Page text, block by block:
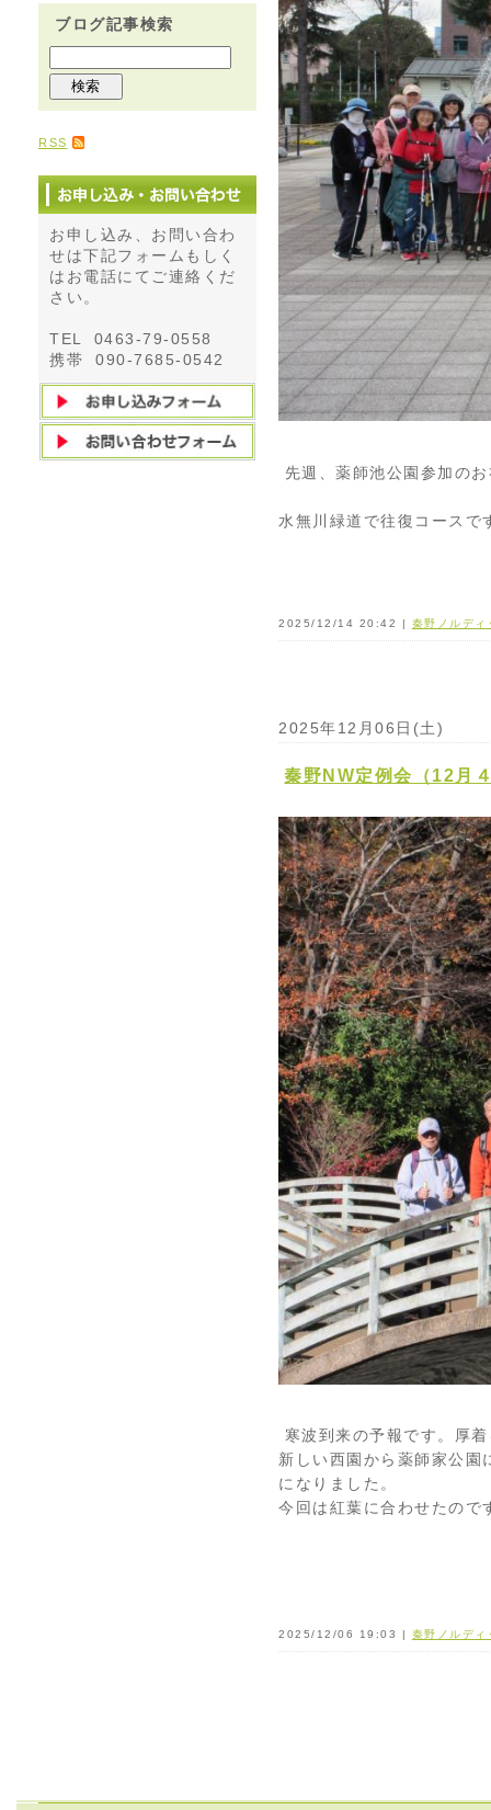
ブログ記事検索
RSS
お申し込み、お問い合わ
せは下記フォームもしく
はお電話にてご連絡くだ
さい。
TEL 0463-79-0558
携帯 090-7685-0542
先週、薬師池公園参加の
水無川緑道で往復コースで
2025/12/14 20:42 | 秦野ノルディ
2025年12月06日(土)
秦野NW定例会（12月
寒波到来の予報です。厚
新しい西園から薬師家公園
になりました。
今回は紅葉に合わせたので
2025/12/06 19:03 | 秦野ノルディ